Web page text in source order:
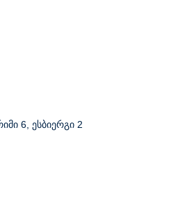
6, ესბიერგი 2